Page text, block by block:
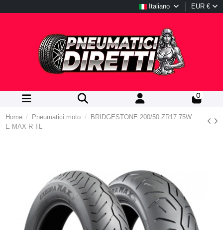
Italiano EUR €
0
Home Pneumatici moto
BRIDGESTONE 200/50 ZR17 75W
E-MAX R TL